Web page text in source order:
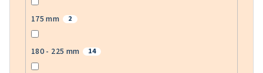
175 mm 2
180 - 225 mm 14